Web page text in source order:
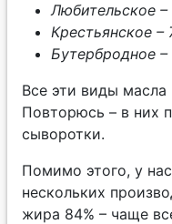
Любительское –
Крестьянское –
Бутербродное
Все эти виды масла
Повторюсь – в них
сыворотки.
Помимо этого, у
нескольких
жира 84% – чаще